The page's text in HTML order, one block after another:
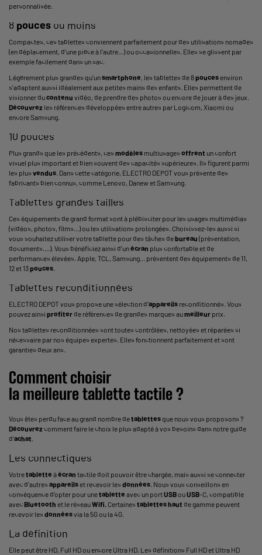
personnalisée.
8 pouces ou moins
Compactes, ces tablettes conviennent parfaitement pour des utilisations nomades
(en déplacement, d'une pièce à l'autre...) ou occasionnelles. Elles se glissent par
exemple facilement dans un sac.
Légèrement plus grandes qu'unsmartphone, les tablettes de 8poucesenviron
s'adaptent aussi idéalement aux petites mains des enfants. Elles permettent de
visionner ducontenu vidéo, de prendre des photos ou encore de jouer à des jeux.
Découvrez les références développées entre autres par Logicom, Xiaomi ou
encore Samsung.
10 pouces
Plus grands que les précédents, ces modèles multiusages offrent un confort
visuel plus important et bien souvent des capacités supérieures. Ils figurent parmi
les plus vendus. Dans cette catégorie, ELECTRO DEPOT vous présente des
fabricants bien connus, comme Lenovo, Danew et Samsung.
Tablettes grandes tailles
Ces équipements de grand format sont à plébisciter pour les usages multimédias
(vidéos, photos, films...) ou les utilisations prolongées. Choisissez-les aussi si
vous souhaitez utiliser votre tablette pour des tâches debureau (présentation,
documents....). Vous bénéficiez ainsi d'unécran plus confortable et de
performances élevées. Apple, TCL, Samsung... présentent des équipements de 11,
12 et 13pouces.
Tablettes reconditionnées
ELECTRO DEPOT vous propose une sélection d'appareils reconditionnés. Vous
pouvez ainsi profiterde références de grandes marques aumeilleur prix.
Nos tablettes reconditionnées sont toutes contrôlées, nettoyées et réparées si
nécessaire par nos équipes expertes. Elles fonctionnent parfaitement et sont
garanties deux ans.
Comment choisir
la meilleuretablettetactile ?
Vous êtes perdu face au grand nombre detablettes que nous vous proposons ?
Découvrez comment faire le choix le plus adapté à vos besoins dans notre guide
d’achat.
Les connectiques
Votretablette àécran tactile doit pouvoir être chargée, mais aussi se connecter
avec d’autres appareilset recevoir les données. Nous vous conseillons en
conséquence d’opter pour unetablette avec un portUSBouUSB-C, compatible
avecBluetooth et le réseauWifi. Certaines tabletteshaut de gamme peuvent
recevoir les donnéesvia la 5G ou la 4G.
La définition
Elle peut être HD, Full HD ou encore Ultra HD. Les définitions Full HD et Ultra HD